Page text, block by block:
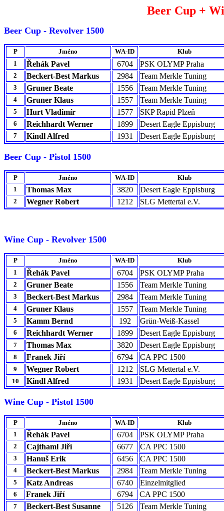
Beer Cup +
Beer Cup - Revolver 1500
P Jméno WA-ID
Klub
1
Řehák Pavel 6704 PSK OLYMP Praha
2 Beckert-Best Markus 2984 Team Merkle Tuning
3 Gruner Beate 1556 Team Merkle Tuning
4 Gruner Klaus 1557 Team Merkle Tuning
5 Hurt Vladimír 1577 SKP Rapid Plzeň
6 Reichhardt Werner 1899 Desert Eagle Eppisburg
7 Kindl Alfred 1931 Desert Eagle Eppisburg
Beer Cup - Pistol 1500
P Jméno WA-ID
Klub
1
Thomas Max 3820 Desert Eagle Eppisburg
2 Wegner Robert 1212 SLG Mettertal e.V.
Wine Cup - Revolver 1500
P Jméno WA-ID
Klub
1
Řehák Pavel 6704 PSK OLYMP Praha
2 Gruner Beate 1556 Team Merkle Tuning
3 Beckert-Best Markus 2984 Team Merkle Tuning
4 Gruner Klaus 1557 Team Merkle Tuning
5 Kamm Bernd 192 Grün-Weiß-Kassel
6 Reichhardt Werner 1899 Desert Eagle Eppisburg
7 Thomas Max 3820 Desert Eagle Eppisburg
8 Franek Jiří 6794 CA PPC 1500
9 Wegner Robert 1212 SLG Mettertal e.V.
10 Kindl Alfred 1931 Desert Eagle Eppisburg
Wine Cup - Pistol 1500
P Jméno WA-ID
Klub
1
Řehák Pavel 6704 PSK OLYMP Praha
2 Cajthaml Jiří 6677 CA PPC 1500
3 Hanuš Erik 6456 CA PPC 1500
4 Beckert-Best Markus 2984 Team Merkle Tuning
5 Katz Andreas 6740 Einzelmitglied
6 Franek Jiří 6794 CA PPC 1500
7 Beckert-Best Susanne 5126 Team Merkle Tuning